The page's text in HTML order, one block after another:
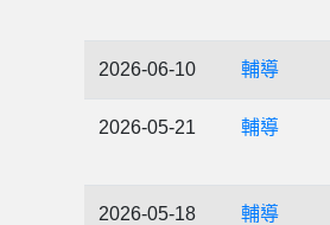
2026-06-10 輔導
2026-05-21 輔導
2026-05-18 輔導